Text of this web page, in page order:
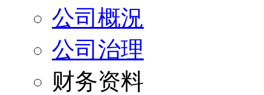
公司概況
公司治理
财务资料